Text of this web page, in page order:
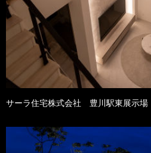
サーラ住宅株式会社 豊川駅東展示場